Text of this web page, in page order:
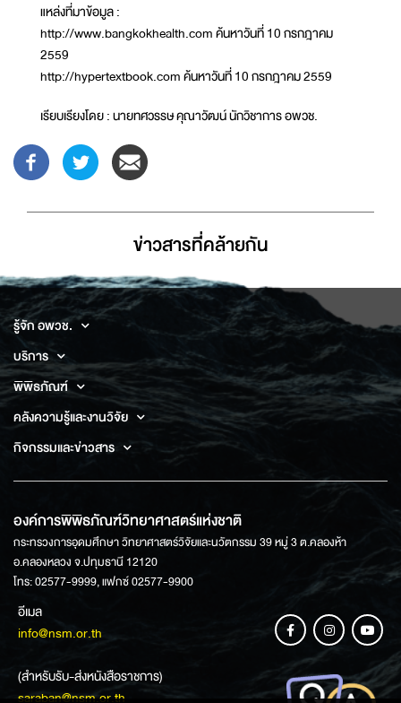
แหล่งที่มาข้อมูล :
http://www.bangkokhealth.com ค้นหาวันที่ 10 กรกฎาคม
2559
http://hypertextbook.com ค้นหาวันที่ 10 กรกฎาคม 2559
เรียบเรียงโดย : นายทศวรรษ คุณาวัฒน์ นักวิชาการ อพวช.
ข่าวสารที่่คล้ายกัน
รู้จัก อพวช.
บริการ
พิพิธภัณฑ์
คลังความรู้และงานวิจัย
กิจกรรมและข่าวสาร
องค์การพิพิธภัณฑ์วิทยาศาสตร์แห่งชาติ
กระทรวงการอุดมศึกษา วิทยาศาสตร์วิจัยและนวัตกรรม 39 หมู่ 3 ต.คลองห้า
อ.คลองหลวง จ.ปทุมธานี 12120
โทร: 02577-9999, แฟกซ์ 02577-9900
อีเมล
info@nsm.or.th
(สำหรับรับ-ส่งหนังสือราชการ)
saraban@nsm.or.th